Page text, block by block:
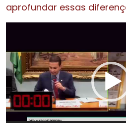
aprofundar essas
vídeo